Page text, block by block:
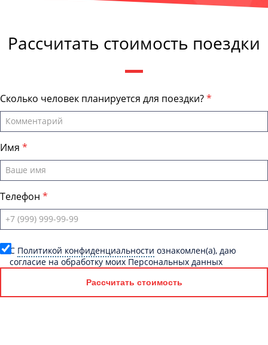
Рассчитать стоимость поездки
Сколько человек планируется для поездки?
Имя
Телефон
C Политикой конфиденциальности ознакомлен(а), даю
согласие на обработку моих Персональных данных
Рассчитать стоимость